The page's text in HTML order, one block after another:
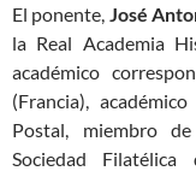
El ponente, José
la Real Academia
académico
(Francia),
Postal, miembro
Sociedad